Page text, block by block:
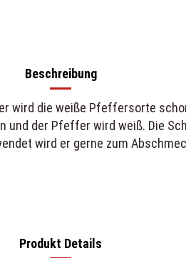
Beschreibung
wird die weiße Pfeffersorte
der Pfeffer wird weiß. Die
wird er gerne zum
Produkt Details